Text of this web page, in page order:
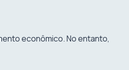
econômico. No entanto,